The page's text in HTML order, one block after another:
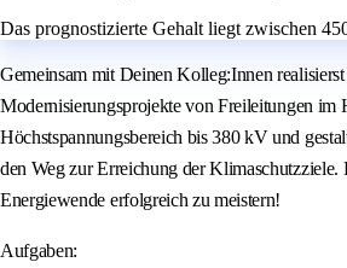
Das prognostizierte Gehalt liegt zwischen
Gemeinsam mit Deinen Kolleg:Innen
Modernisierungsprojekte von Freileitungen im
Höchstspannungsbereich bis 380 kV und
den Weg zur Erreichung der Klimaschutzziele.
Energiewende erfolgreich zu meistern!
Aufgaben: